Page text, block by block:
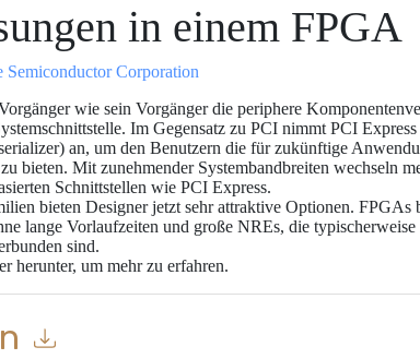
in einem FPGA
Semiconductor Corporation
wie sein Vorgänger die periphere
Im Gegensatz zu PCI nimmt PCI
an, um den Benutzern die für zukünftige
bieten. Mit zunehmender Systembandbreiten wechseln
Schnittstellen wie PCI Express.
bieten Designer jetzt sehr attraktive Optionen. FPGAs
lange Vorlaufzeiten und große NREs, die
sind.
herunter, um mehr zu erfahren.